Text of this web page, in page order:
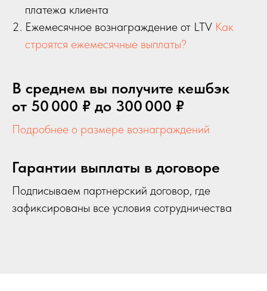
платежа клиента
Ежемесячное вознаграждение от LTV Как
строятся ежемесячные выплаты?
В среднем вы получите кешбэк
от 50 000 ₽ до 300 000 ₽
Подробнее о размере вознаграждений
Гарантии выплаты в договоре
Подписываем партнерский договор, где
зафиксированы все условия сотрудничества